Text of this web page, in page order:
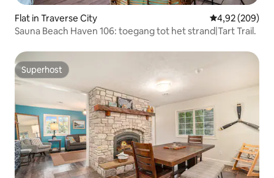
Flat in Traverse City Gemiddelde
4,92 (209)
Sauna Beach Haven 106: toegang tot het strand|Tart Trail.
Superhost
Superhost